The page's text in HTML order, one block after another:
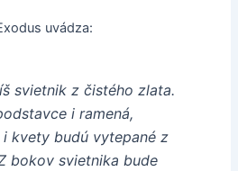
uvádza:
svietnik z čistého zlata.
i ramená,
kvety budú vytepané z
bokov svietnika bude